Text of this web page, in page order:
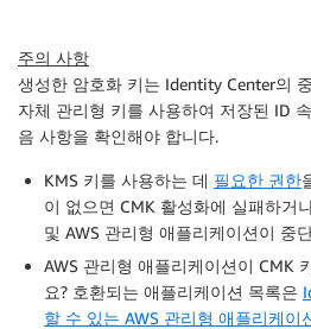
주의 사항
생성한 암호화 키는 Identity Center의
자체 관리형 키를 사용하여 저장된 ID
음 사항을 확인해야 합니다.
KMS 키를 사용하는 데 필요한 권한
이 없으면 CMK 활성화에 실패하거
및 AWS 관리형 애플리케이션이 중
AWS 관리형 애플리케이션이 CMK
요? 호환되는 애플리케이션 목록은
할 수 있는 AWS 관리형 애플리케이